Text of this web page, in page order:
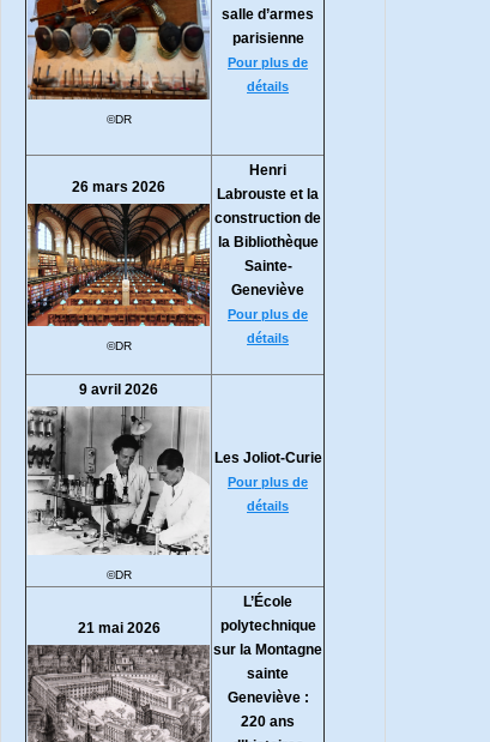
©DR
salle d’armes
parisienne
Pour plus de
détails
26 mars 2026
©DR
Henri
Labrouste et la
construction de
la Bibliothèque
Sainte-
Geneviève
Pour plus de
détails
9 avril 2026
©DR
Les Joliot-Curie
Pour plus de
détails
21 mai 2026
L’École
polytechnique
sur la Montagne
sainte
Geneviève :
220 ans